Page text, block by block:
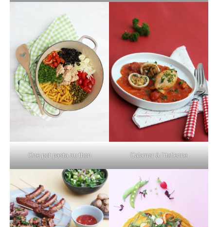
One pot pasta au thon Calamar à l’italienne